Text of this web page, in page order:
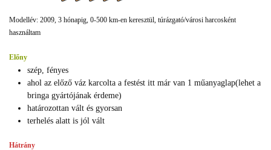
Modellév: 2009, 3 hónapig, 0-500 km-en keresztül, túrázgató/városi harcosként
használtam
Előny
szép, fényes
ahol az előző váz karcolta a festést itt már van 1 műanyaglap(lehet a
bringa gyártójának érdeme)
határozottan vált és gyorsan
terhelés alatt is jól vált
Hátrány